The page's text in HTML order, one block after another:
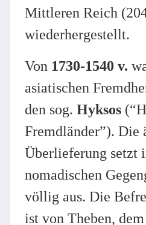
Mittleren Reich
wiederhergestellt.
Von 1730-1540 v.
asiatischen
den sog. Hyksos
Fremdländer”). Die
Überlieferung setzt
nomadischen
völlig aus. Die
ist von Theben,